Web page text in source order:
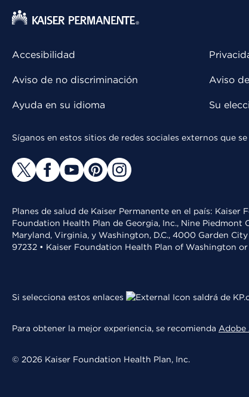
Accesibilidad
Aviso de no discriminación
Ayuda en su idioma
Aviso
Su
Síganos en estos sitios de redes sociales externos que
Planes de salud de Kaiser Permanente en el país:
Foundation Health Plan de Georgia, Inc., Nine
Maryland, Virginia, y Washington, D.C., 4000 Garden
97232 • Kaiser Foundation Health Plan of Washington
Si selecciona estos enlaces saldrá de
Para obtener la mejor experiencia, se recomienda Adobe
© 2026 Kaiser Foundation Health Plan, Inc.